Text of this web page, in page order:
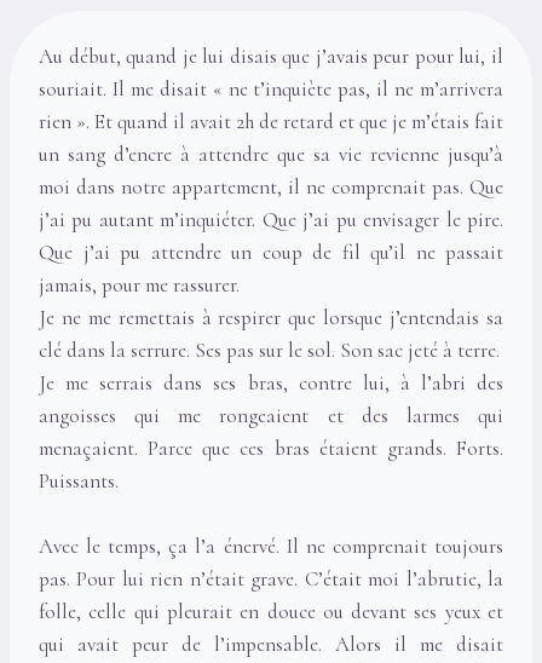
Au début, quand je lui disais que j’avais peur pour lui, il
souriait. Il me disait « ne t’inquiète pas, il ne m’arrivera
rien ». Et quand il avait 2h de retard et que je m’étais fait
un sang d’encre à attendre que sa vie revienne jusqu’à
moi dans notre appartement, il ne comprenait pas. Que
j’ai pu autant m’inquiéter. Que j’ai pu envisager le pire.
Que j’ai pu attendre un coup de fil qu’il ne passait
jamais, pour me rassurer.
Je ne me remettais à respirer que lorsque j’entendais sa
clé dans la serrure. Ses pas sur le sol. Son sac jeté à terre.
Je me serrais dans ses bras, contre lui, à l’abri des
angoisses qui me rongeaient et des larmes qui
menaçaient. Parce que ces bras étaient grands. Forts.
Puissants.
Avec le temps, ça l’a énervé. Il ne comprenait toujours
pas. Pour lui rien n’était grave. C’était moi l’abrutie, la
folle, celle qui pleurait en douce ou devant ses yeux et
qui avait peur de l’impensable. Alors il me disait